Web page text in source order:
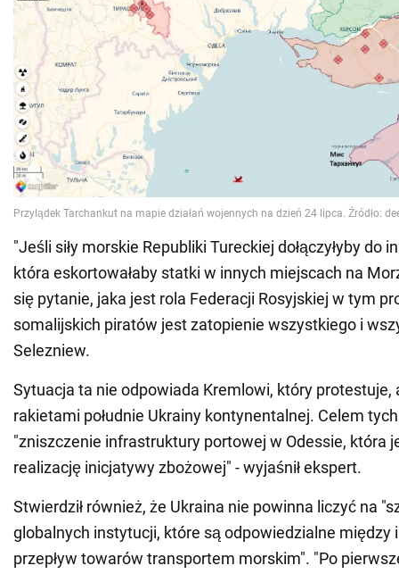
"Jeśli siły morskie Republiki Tureckiej dołączyłyby do
która eskortowałaby statki w innych miejscach na
się pytanie, jaka jest rola Federacji Rosyjskiej w tym
somalijskich piratów jest zatopienie wszystkiego i
Selezniew.
Sytuacja ta nie odpowiada Kremlowi, który protestuje,
rakietami południe Ukrainy kontynentalnej. Celem
"zniszczenie infrastruktury portowej w Odessie, która
realizację inicjatywy zbożowej" - wyjaśnił ekspert.
Stwierdził również, że Ukraina nie powinna liczyć na
globalnych instytucji, które są odpowiedzialne między
przepływ towarów transportem morskim". "Po